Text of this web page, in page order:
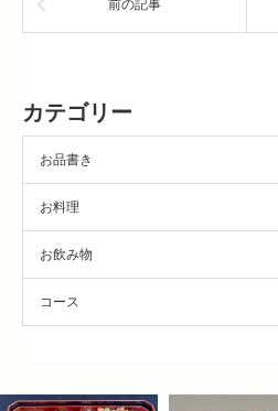
前の記事
カテゴリー
お品書き
お料理
お飲み物
コース